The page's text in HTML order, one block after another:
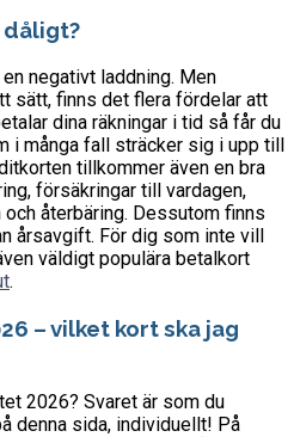
negativt laddning. Men
sätt, finns det flera fördelar att
dina räkningar i tid så får du
många fall sträcker sig i upp till
tillkommer även en bra
försäkringar till vardagen,
och återbäring. Dessutom finns
årsavgift. För dig som inte vill
väldigt populära betalkort
.
– vilket kort ska jag
2026? Svaret är som du
denna sida, individuellt! På